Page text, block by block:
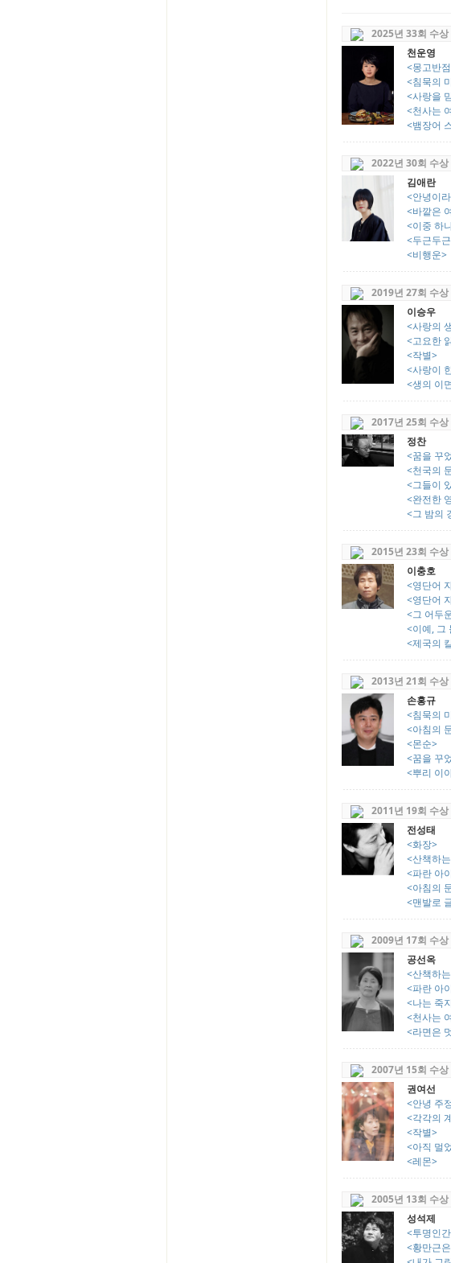
2025년 33회 수상
천운영
<몽고반
<침묵의
<사랑을
<천사는
<뱀장어
2022년 30회 수상
김애란
<안녕이
<바깥은
<이중 하
<두근두
<비행운>
2019년 27회 수상
이승우
<사랑의
<고요한
<작별>
<사랑이
<생의 이
2017년 25회 수상
정찬
<꿈을 꾸
<천국의
<그들이
<완전한
<그 밤의
2015년 23회 수상
이충호
<영단어
<영단어
<그 어두
<이예, 그
<제국의
2013년 21회 수상
손홍규
<침묵의
<아침의
<몬순>
<꿈을 꾸
<뿌리 이
2011년 19회 수상
전성태
<화장>
<산책하
<파란 아
<아침의
<맨발로
2009년 17회 수상
공선옥
<산책하
<파란 아
<나는 죽
<천사는
<라면은
2007년 15회 수상
권여선
<안녕 주
<각각의
<작별>
<아직 멀
<레몬>
2005년 13회 수상
성석제
<투명인
<황만근